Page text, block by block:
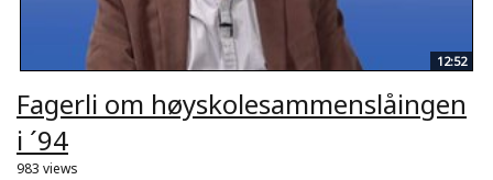
12:52
Fagerli om høyskolesammenslåingen
i ´94
983 views